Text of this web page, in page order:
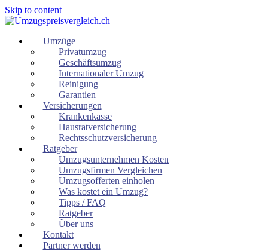
Skip to content
Umzüge
Privatumzug
Geschäftsumzug
Internationaler Umzug
Reinigung
Garantien
Versicherungen
Krankenkasse
Hausratversicherung
Rechtsschutzversicherung
Ratgeber
Umzugsunternehmen Kosten
Umzugsfirmen Vergleichen
Umzugsofferten einholen
Was kostet ein Umzug?
Tipps / FAQ
Ratgeber
Über uns
Kontakt
Partner werden